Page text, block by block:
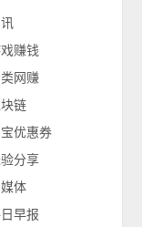
赚钱
网赚
链
优惠券
分享
体
早报